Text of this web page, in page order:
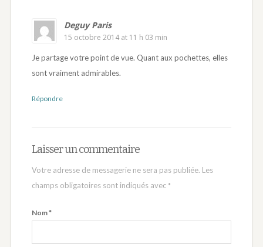
Deguy Paris
15 octobre 2014 at 11 h 03 min
Je partage votre point de vue. Quant aux pochettes, elles
sont vraiment admirables.
Répondre
Laisser un commentaire
Votre adresse de messagerie ne sera pas publiée. Les
champs obligatoires sont indiqués avec *
Nom*